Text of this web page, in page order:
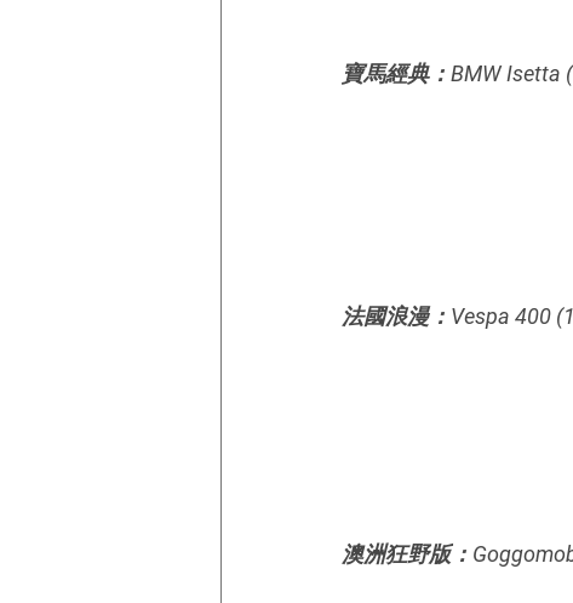
寶馬經典：BMW Isetta
法國浪漫：Vespa 400
澳洲狂野版：